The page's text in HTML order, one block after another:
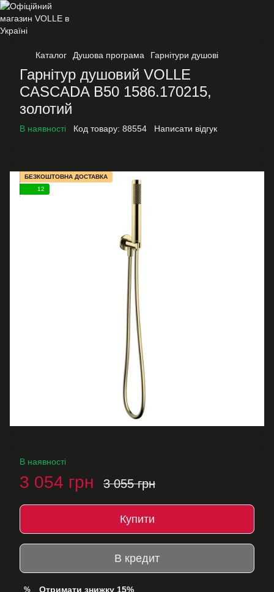
Каталог Душова програма Гарнітури душові
Гарнітур душовий VOLLE
CASCADA B50 1586.170215,
золотий
В наявності Код товару: 88554 Написати відгук
БЕЗКОШТОВНА ДОСТАВКА
12
В наявності
3 054 грн 3 055 грн
Купити
В кредит
% Отримати знижку 15%